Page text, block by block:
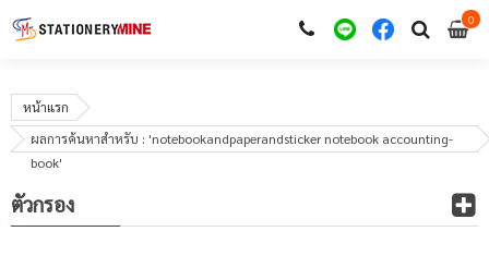
00
หน้าแรก
ผลการค้นหาสำหรับ : 'notebookandpaperandsticker notebook accounting-
book'
ตัวกรอง